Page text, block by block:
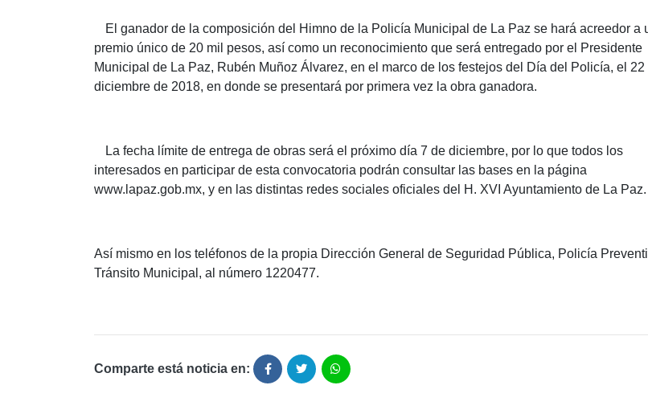
El ganador de la composición del Himno de la Policía Municipal de La Paz se hará acreedor a
premio único de 20 mil pesos, así como un reconocimiento que será entregado por el Presidente
Municipal de La Paz, Rubén Muñoz Álvarez, en el marco de los festejos del Día del Policía, el 22
diciembre de 2018, en donde se presentará por primera vez la obra ganadora.
La fecha límite de entrega de obras será el próximo día 7 de diciembre, por lo que todos los
interesados en participar de esta convocatoria podrán consultar las bases en la página
www.lapaz.gob.mx, y en las distintas redes sociales oficiales del H. XVI Ayuntamiento de La Paz.
Así mismo en los teléfonos de la propia Dirección General de Seguridad Pública, Policía
Tránsito Municipal, al número 1220477.
Comparte está noticia en: